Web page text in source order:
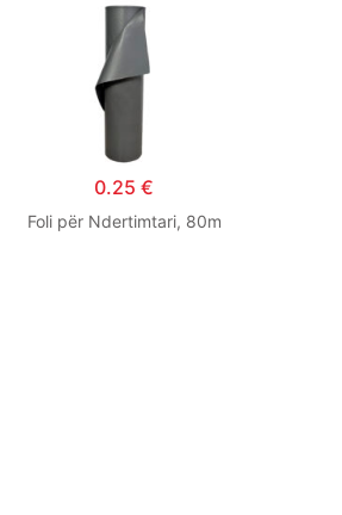
0.25 €
Foli për Ndertimtari, 80m